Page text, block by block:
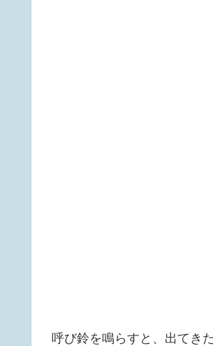
呼び鈴を鳴らすと、出てき